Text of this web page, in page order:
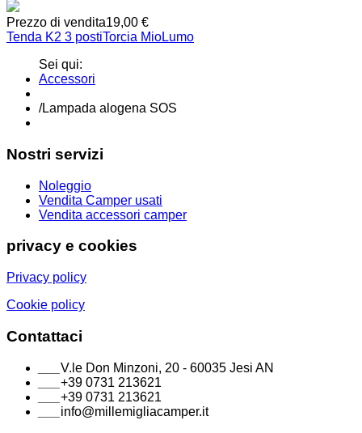
Prezzo di vendita19,00 €
Tenda K2 3 postiTorcia MioLumo
Sei qui:
Accessori
/Lampada alogena SOS
Nostri servizi
Noleggio
Vendita Camper usati
Vendita accessori camper
privacy e cookies
Privacy policy
Cookie policy
Contattaci
V.le Don Minzoni, 20 - 60035 Jesi AN
+39 0731 213621
+39 0731 213621
info@millemigliacamper.it